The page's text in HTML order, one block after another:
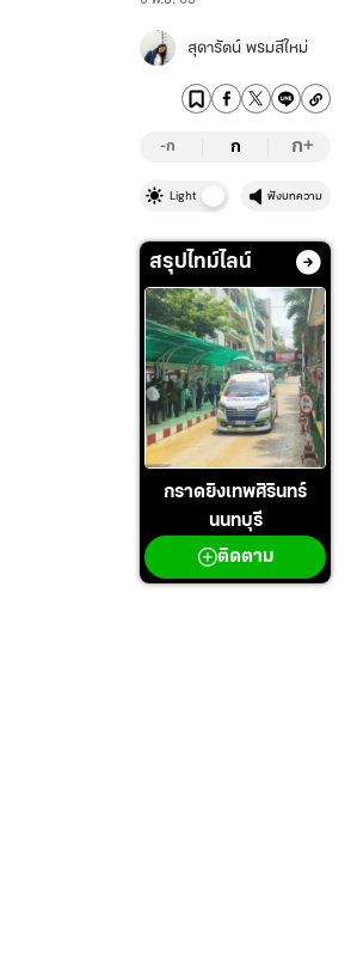
สุดารัตน์ พรมสีใหม่
-ก ก ก+
Light ฟังบทความ
สรุปไทม์ไลน์
กราดยิงเทพศิรินทร์
นนทบุรี
ติดตาม